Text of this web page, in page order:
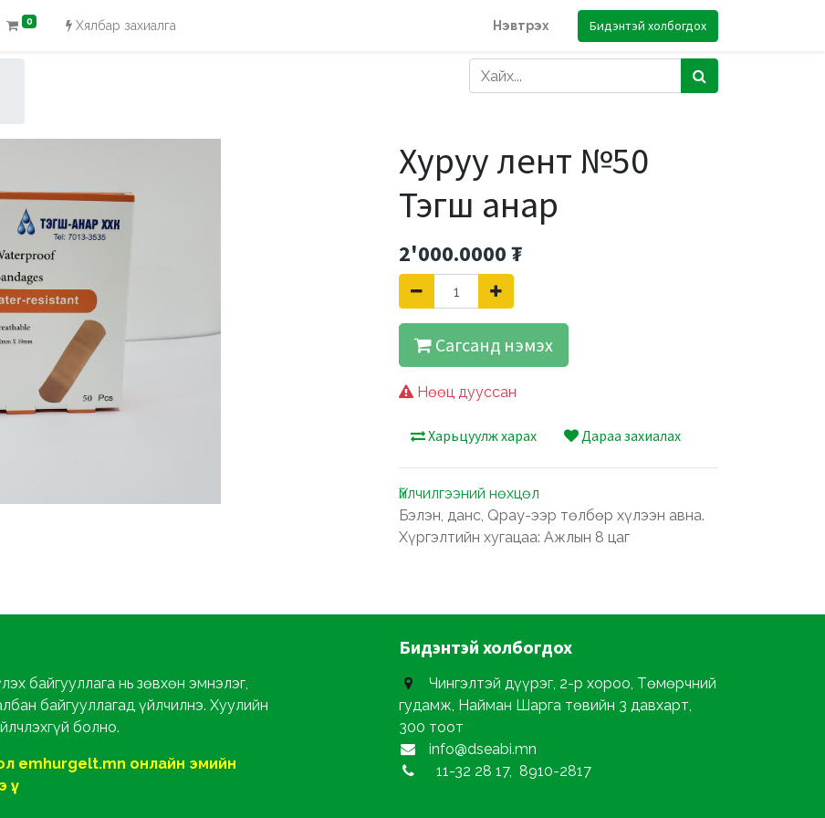
0 Хялбар захиалга Нэвтрэх Бидэнтэй холбогдох
Хуруу лент №50
Тэгш анар
2'000.0000₮
Сагсанд нэмэх
Нөөц дууссан
Харьцуулж харах Дараа захиалах
Үйлчилгээний нөхцөл
Бэлэн, данс, Qpay-ээр төлбөр хүлээн авна.
Хүргэлтийн хугацаа: Ажлын 8 цаг
байгууллага нь зөвхөн эмнэлэг,
байгууллагад үйлчилнэ. Хуулийн
болно.
emhurgelt.mn онлайн эмийн
Бидэнтэй холбогдох
Чингэлтэй дүүрэг, 2-р хороо, Төмөрчний
гудамж, Найман Шарга төвийн 3 давхарт,
300 тоот
info@dseabi.mn
11-32 28 17, 8910-2817